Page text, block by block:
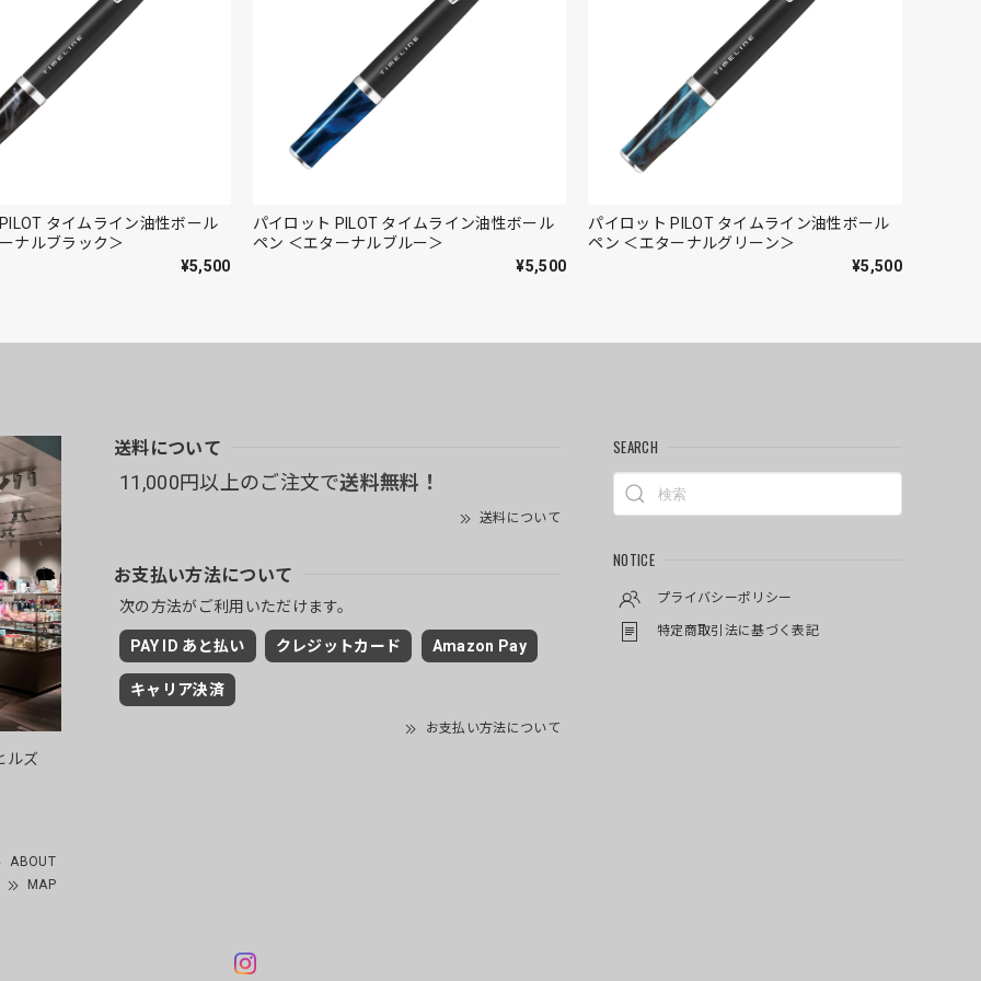
タイムライン油性ボール
ナルブラック＞
¥5,500
パイロット PILOT タイムライン油性ボール
ペン ＜エターナルブルー＞
¥5,500
パイロット PILOT タイムライン油性ボール
ペン ＜エターナルグリーン＞
¥5,500
ルズ
ABOUT
MAP
送料について
11,000円以上のご注文で送料無料！
送料について
お支払い方法について
次の方法がご利用いただけます。
PAY ID あと払い クレジットカード Amazon Pay
キャリア決済
お支払い方法について
SEARCH
NOTICE
プライバシーポリシー
特定商取引法に基づく表記